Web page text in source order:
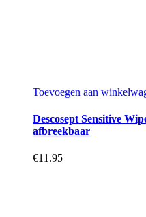
Toevoegen aan
Descosept Sensitive
afbreekbaar
€11.95